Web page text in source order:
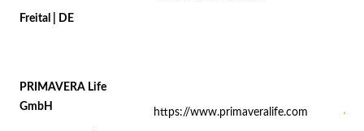
Freital | DE
PRIMAVERA Life
GmbH
https://www.primaveralife.com